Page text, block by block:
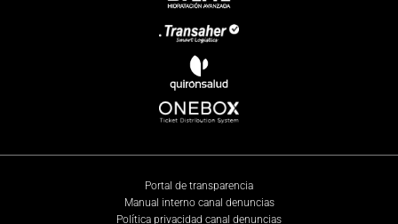
Portal de transparencia
Manual interno canal denuncias
Política privacidad canal denuncias